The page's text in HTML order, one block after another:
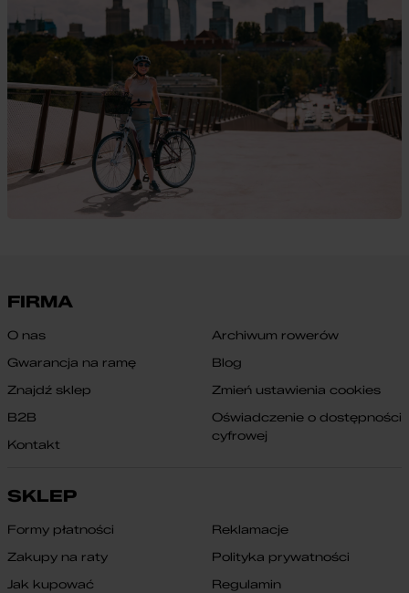
FIRMA
O nas
Gwarancja na ramę
Znajdź sklep
B2B
Kontakt
Archiwum rowerów
Blog
Zmień ustawienia cookies
Oświadczenie o dostępności
cyfrowej
SKLEP
Formy płatności
Zakupy na raty
Jak kupować
Reklamacje
Polityka prywatności
Regulamin